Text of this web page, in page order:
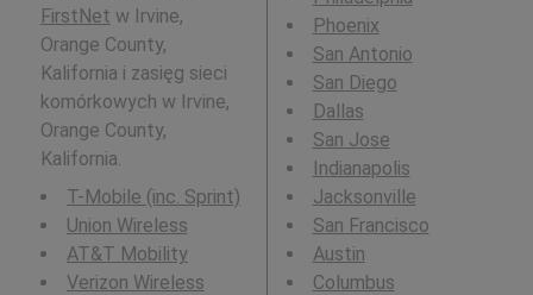
FirstNet w Irvine,
Orange County,
Kalifornia i zasięg sieci
komórkowych w Irvine,
Orange County,
Kalifornia.
T-Mobile (inc. Sprint)
Union Wireless
AT&T Mobility
Verizon Wireless
Phoenix
San Antonio
San Diego
Dallas
San Jose
Indianapolis
Jacksonville
San Francisco
Austin
Columbus